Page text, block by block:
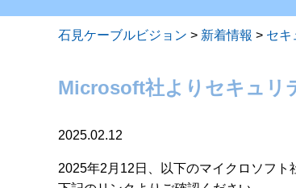
石見ケーブルビジョン > 新着情報 > セキ
Microsoft社よりセキュリ
2025.02.12
2025年2月12日、以下のマイクロソフト